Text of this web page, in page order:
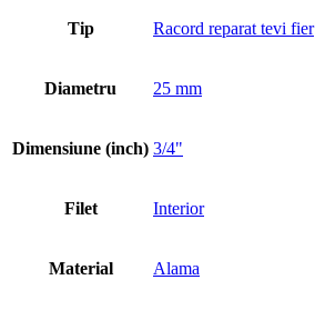
Tip Racord reparat tevi fier
Diametru 25 mm
Dimensiune (inch) 3/4"
Filet Interior
Material Alama